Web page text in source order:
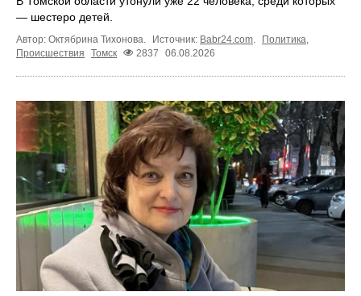
— шестеро детей.
Автор: Октябрина Тихонова. Источник: Babr24.com Политика
Происшествия
Томск 2837 06.08.2026